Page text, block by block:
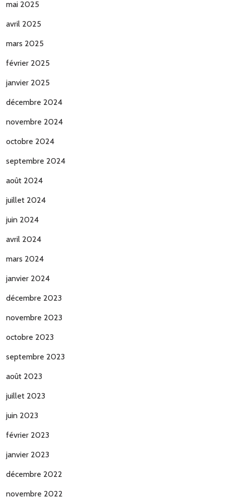
mai 2025
avril 2025
mars 2025
février 2025
janvier 2025
décembre 2024
novembre 2024
octobre 2024
septembre 2024
août 2024
juillet 2024
juin 2024
avril 2024
mars 2024
janvier 2024
décembre 2023
novembre 2023
octobre 2023
septembre 2023
août 2023
juillet 2023
juin 2023
février 2023
janvier 2023
décembre 2022
novembre 2022